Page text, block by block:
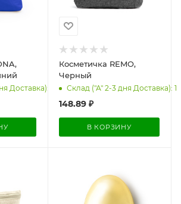
Доставка): 29
Косметичка REMO,
Черный
Склад ("А" 2-3 дня Доставка): 1
148.89₽
В КОРЗИНУ